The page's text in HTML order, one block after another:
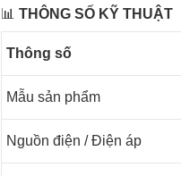
📊 THÔNG SỐ KỸ THUẬT
Thông số
Mẫu sản phẩm
Nguồn điện / Điện áp